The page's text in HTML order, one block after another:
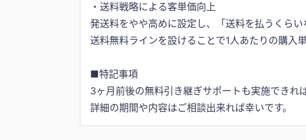
・送料戦略による客単価向上
発送料をやや高めに設定し、「送料を払うくら
送料無料ラインを設けることで1人あたりの購入
■特記事項
3ヶ月前後の無料引き継ぎサポートも実施できれ
詳細の期間や内容はご相談出来れば幸いです。